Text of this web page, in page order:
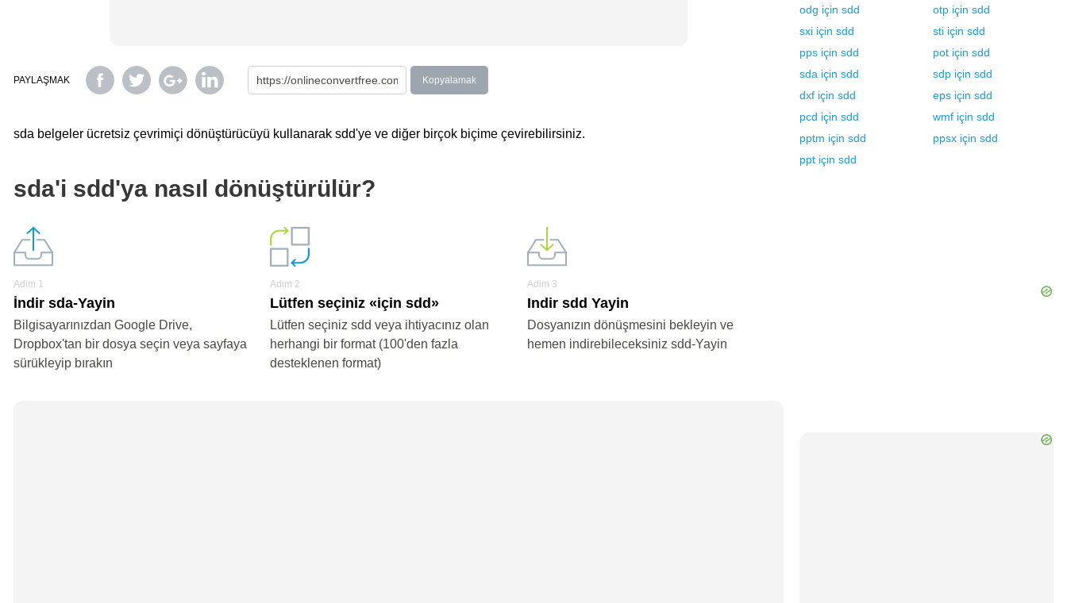
PAYLAŞMAK Kopyalamak
sda belgeler ücretsiz çevrimiçi dönüştürücüyü kullanarak sdd'ye ve diğer birçok biçime çevirebilirsiniz.
sda'i sdd'ya nasıl dönüştürülür?
Adim 1
İndir sda-Yayin
Bilgisayarınızdan Google Drive,
Dropbox'tan bir dosya seçin veya sayfaya
sürükleyip bırakın
Adim 2
Lütfen seçiniz «için sdd»
Lütfen seçiniz sdd veya ihtiyacınız olan
herhangi bir format (100'den fazla
desteklenen format)
Adim 3
Indir sdd Yayin
Dosyanızın dönüşmesini bekleyin ve
hemen indirebileceksiniz sdd-Yayin
odg için sdd otp için sdd
sxi için sdd sti için sdd
pps için sdd pot için sdd
sda için sdd sdp için sdd
dxf için sdd eps için sdd
pcd için sdd wmf için sdd
pptm için sdd ppsx için sdd
ppt için sdd